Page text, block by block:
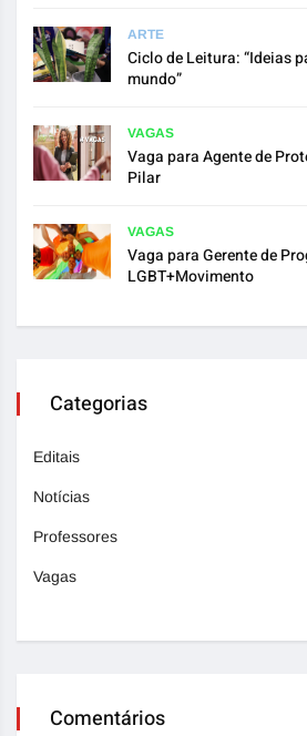
ARTE
Ciclo de Leitura: “Ideias
mundo”
VAGAS
Vaga para Agente de
Pilar
VAGAS
Vaga para Gerente de
LGBT+Movimento
Categorias
Editais
Notícias
Professores
Vagas
Comentários